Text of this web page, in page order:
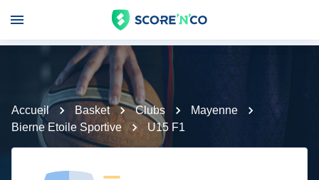
Accueil Basket Clubs
Mayenne
Bierne Etoile Sportive
U15 F1